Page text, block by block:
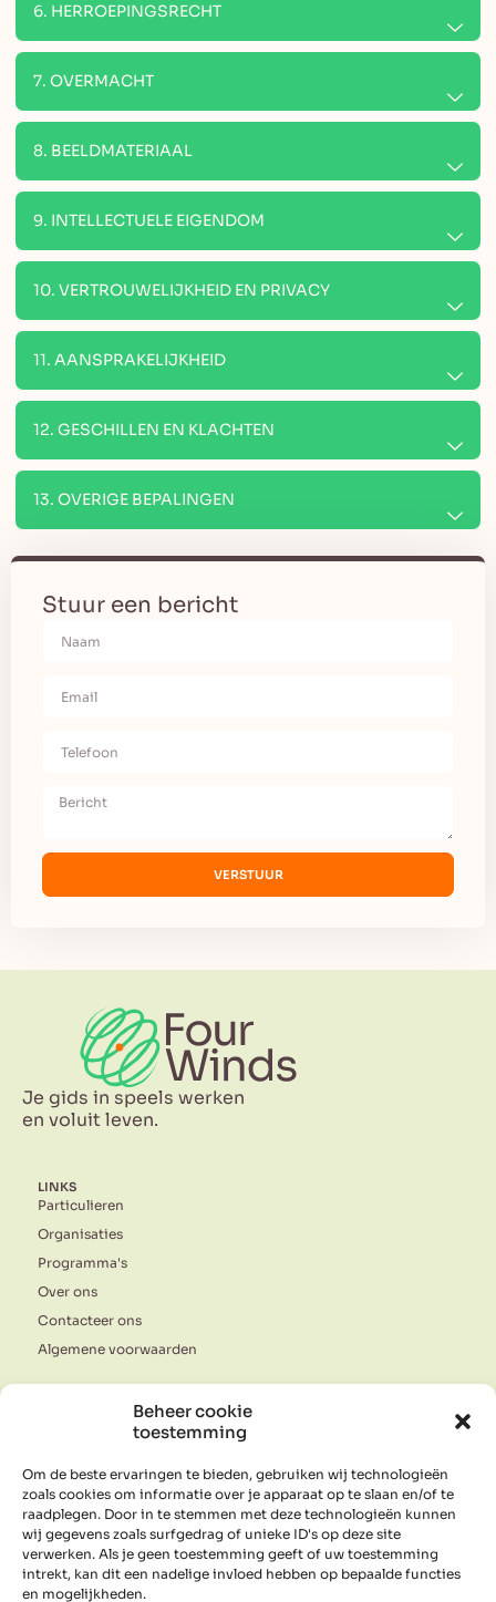
Beheer cookie
toestemming
Om de beste ervaringen te bieden, gebruiken wij technologieën
zoals cookies om informatie over je apparaat op te slaan en/of te
raadplegen. Door in te stemmen met deze technologieën kunnen
wij gegevens zoals surfgedrag of unieke ID's op deze site
verwerken. Als je geen toestemming geeft of uw toestemming
intrekt, kan dit een nadelige invloed hebben op bepaalde functies
en mogelijkheden.
6. HERROEPINGSRECHT
7. OVERMACHT
8. BEELDMATERIAAL
9. INTELLECTUELE EIGENDOM
10. VERTROUWELIJKHEID EN PRIVACY
11. AANSPRAKELIJKHEID
12. GESCHILLEN EN KLACHTEN
13. OVERIGE BEPALINGEN
Stuur een bericht
VERSTUUR
Je gids in speels werken
en voluit leven.
LINKS
Particulieren
Organisaties
Programma's
Over ons
Contacteer ons
Algemene voorwaarden
FOUR WINDS BV
Gehuchtstraat 183 / 001
BE 1014.446.487
STUUR EEN BERICHT
info@4winds.be